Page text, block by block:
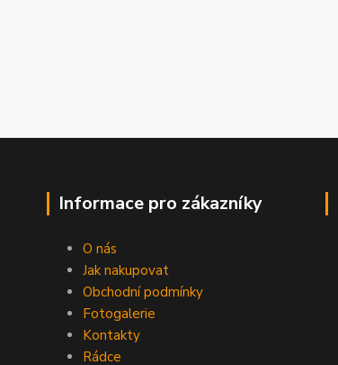
Informace pro zákazníky
O nás
Jak nakupovat
Obchodní podmínky
Fotogalerie
Kontakty
Rádce